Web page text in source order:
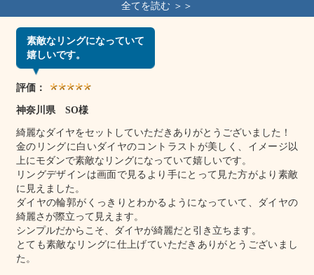
素敵なリングになっていて
嬉しいです。
評価：
神奈川県 SO様
綺麗なダイヤをセットしていただきありがとうございました！
金のリングに白いダイヤのコントラストが美しく、イメージ以
上にモダンで素敵なリングになっていて嬉しいです。
リングデザインは画面で見るより手にとって見た方がより素敵
に見えました。
ダイヤの輪郭がくっきりとわかるようになっていて、ダイヤの
綺麗さが際立って見えます。
シンプルだからこそ、ダイヤが綺麗だと引き立ちます。
とても素敵なリングに仕上げていただきありがとうございまし
た。